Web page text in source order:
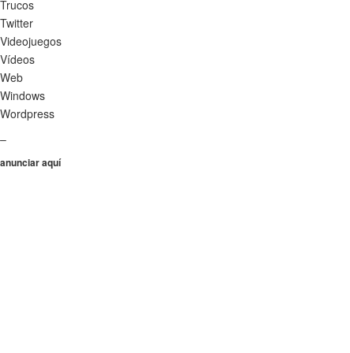
Trucos
Twitter
Videojuegos
Vídeos
Web
Windows
Wordpress
–
anunciar aquí